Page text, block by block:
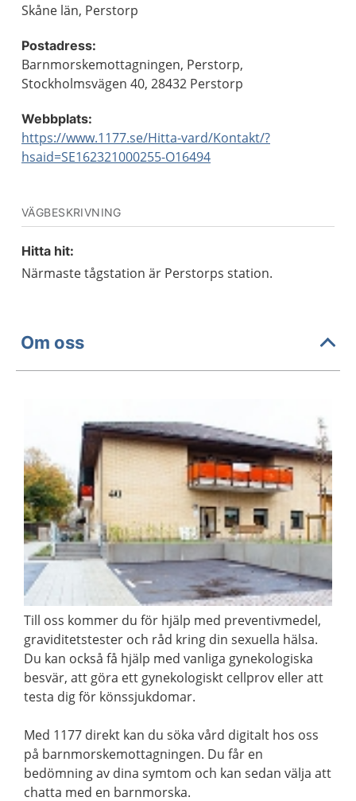
Skåne län, Perstorp
Postadress:
Barnmorskemottagningen, Perstorp,
Stockholmsvägen 40, 28432 Perstorp
Webbplats:
https://www.1177.se/Hitta-vard/Kontakt/?
hsaid=SE162321000255-O16494
VÄGBESKRIVNING
Hitta hit:
Närmaste tågstation är Perstorps station.
Om oss
Till oss kommer du för hjälp med preventivmedel,
graviditetstester och råd kring din sexuella hälsa.
Du kan också få hjälp med vanliga gynekologiska
besvär, att göra ett gynekologiskt cellprov eller att
testa dig för könssjukdomar.
Med 1177 direkt kan du söka vård digitalt hos oss
på barnmorskemottagningen. Du får en
bedömning av dina symtom och kan sedan välja att
chatta med en barnmorska.